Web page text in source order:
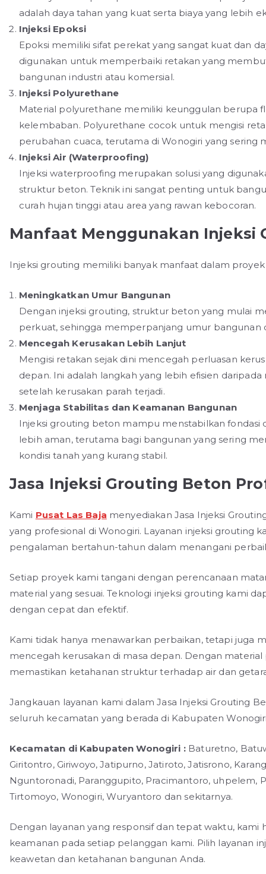
adalah daya tahan yang kuat serta biaya yang lebih
Injeksi Epoksi
Epoksi memiliki sifat perekat yang sangat kuat dan
digunakan untuk memperbaiki retakan yang
bangunan industri atau komersial.
Injeksi Polyurethane
Material polyurethane memiliki keunggulan berupa
kelembaban. Polyurethane cocok untuk mengisi
perubahan cuaca, terutama di Wonogiri yang sering
Injeksi Air (Waterproofing)
Injeksi waterproofing merupakan solusi yang
struktur beton. Teknik ini sangat penting untuk
curah hujan tinggi atau area yang rawan kebocoran.
Manfaat Menggunakan Injeksi
Injeksi grouting memiliki banyak manfaat dalam proyek
Meningkatkan Umur Bangunan
Dengan injeksi grouting, struktur beton yang mulai
perkuat, sehingga memperpanjang umur bangunan
Mencegah Kerusakan Lebih Lanjut
Mengisi retakan sejak dini mencegah perluasan
depan. Ini adalah langkah yang lebih efisien
setelah kerusakan parah terjadi.
Menjaga Stabilitas dan Keamanan Bangunan
Injeksi grouting beton mampu menstabilkan
lebih aman, terutama bagi bangunan yang sering
kondisi tanah yang kurang stabil.
Jasa Injeksi Grouting Beton
Kami Pusat Las Baja menyediakan Jasa Injeksi
yang profesional di Wonogiri. Layanan injeksi grouting
pengalaman bertahun-tahun dalam menangani
Setiap proyek kami tangani dengan perencanaan
material yang sesuai. Teknologi injeksi grouting kami
dengan cepat dan efektif.
Kami tidak hanya menawarkan perbaikan, tetapi juga
mencegah kerusakan di masa depan. Dengan
memastikan ketahanan struktur terhadap air dan
Jangkauan layanan kami dalam Jasa Injeksi Grouting
seluruh kecamatan yang berada di Kabupaten
Kecamatan di Kabupaten Wonogiri : Baturetno,
Giritontro, Giriwoyo, Jatipurno, Jatiroto, Jatisrono,
Nguntoronadi, Paranggupito, Pracimantoro, uhpelem,
Tirtomoyo, Wonogiri, Wuryantoro dan sekitarnya.
Dengan layanan yang responsif dan tepat waktu,
keamanan pada setiap pelanggan kami. Pilih layanan
keawetan dan ketahanan bangunan Anda.